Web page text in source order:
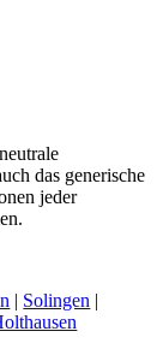
das generische
jeder
| Solingen |